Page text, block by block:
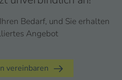
Bedarf, und Sie erhalten
Angebot
vereinbaren